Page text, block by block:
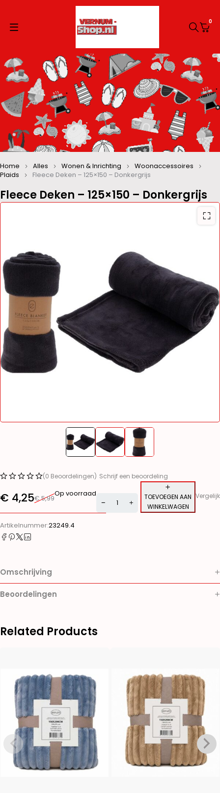
0
Fleece Deken – 125×150 – Donkergrijs
Home Alles Wonen & Inrichting
Woonaccessoires
Plaids
Fleece Deken – 125×150 – Donkergrijs
(0 Beoordelingen) Schrijf een beoordeling
€5,99
€ 4,25 Op voorraad
TOEVOEGEN AAN
WINKELWAGEN
Alternative:
Vergelijk
Artikelnummer:23249.4
Omschrijving
Beoordelingen
Related Products